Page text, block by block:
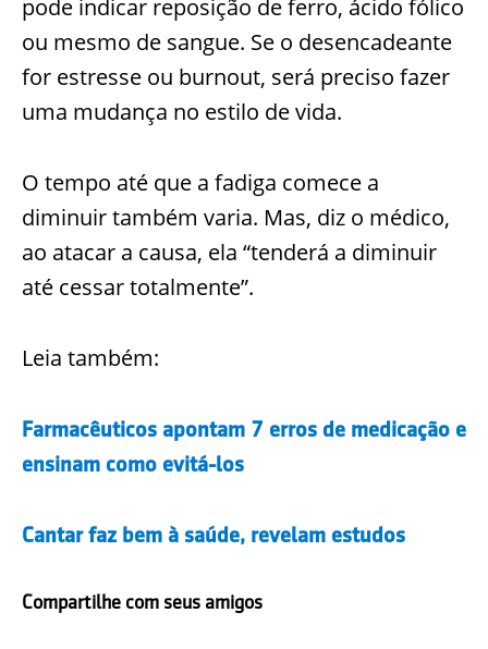
pode indicar reposição de ferro, ácido fólico
ou mesmo de sangue. Se o desencadeante
for estresse ou burnout, será preciso fazer
uma mudança no estilo de vida.
O tempo até que a fadiga comece a
diminuir também varia. Mas, diz o médico,
ao atacar a causa, ela “tenderá a diminuir
até cessar totalmente”.
Leia também:
Farmacêuticos apontam 7 erros de medicação e
ensinam como evitá-los
Cantar faz bem à saúde, revelam estudos
Compartilhe com seus amigos